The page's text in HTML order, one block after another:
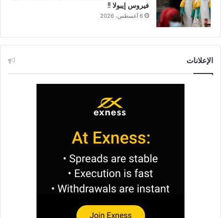
فيروس إيبولا !!
6 أغسطس، 2026
الإعلانات